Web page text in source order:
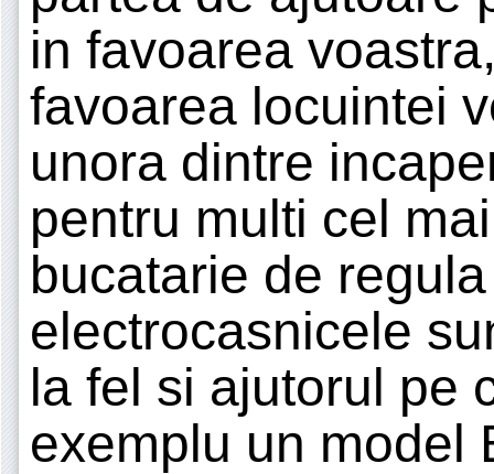
in favoarea
favoarea locuintei
unora dintre
pentru multi cel
bucatarie de
electrocasnicele
la fel si ajutorul pe
exemplu un model